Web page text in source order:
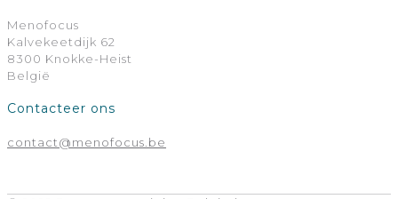
Menofocus
Kalvekeetdijk 62
8300 Knokke-Heist
België
Contacteer ons
contact@menofocus.be